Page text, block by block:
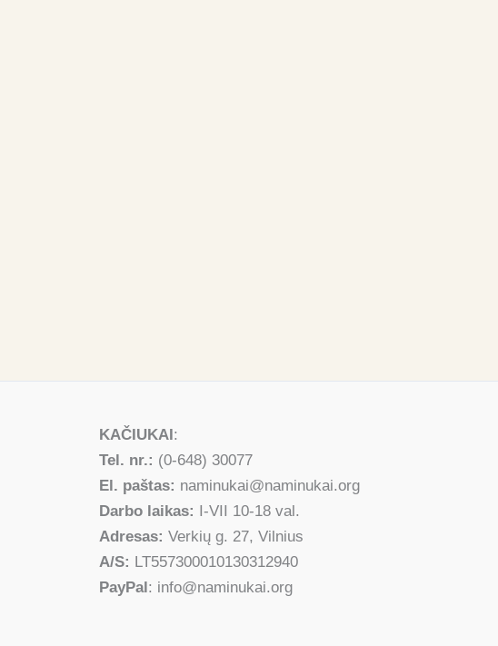
KAČIUKAI :
Tel. nr.: (0-648) 30077
El. paštas: naminukai@naminukai.org
Darbo laikas:
I-VII 10-18 val.
Adresas:Verkių g. 27, Vilnius
A/S: LT557300010130312940
PayPal : info@naminukai.org